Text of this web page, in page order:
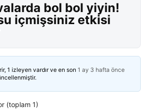
bol bol yiyin!
içmişsiniz etkisi
1 izleyen vardır ve en son 1 ay 3 hafta önce
(toplam 1)